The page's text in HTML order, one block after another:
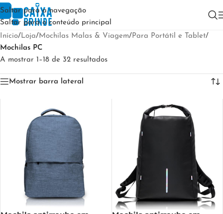
Saltar para a navegação
Saltar para o conteúdo principal
Início/Loja/Mochilas Malas & Viagem/Para Portátil e Tablet/
Mochilas PC
A mostrar 1–18 de 32 resultados
Mostrar barra lateral